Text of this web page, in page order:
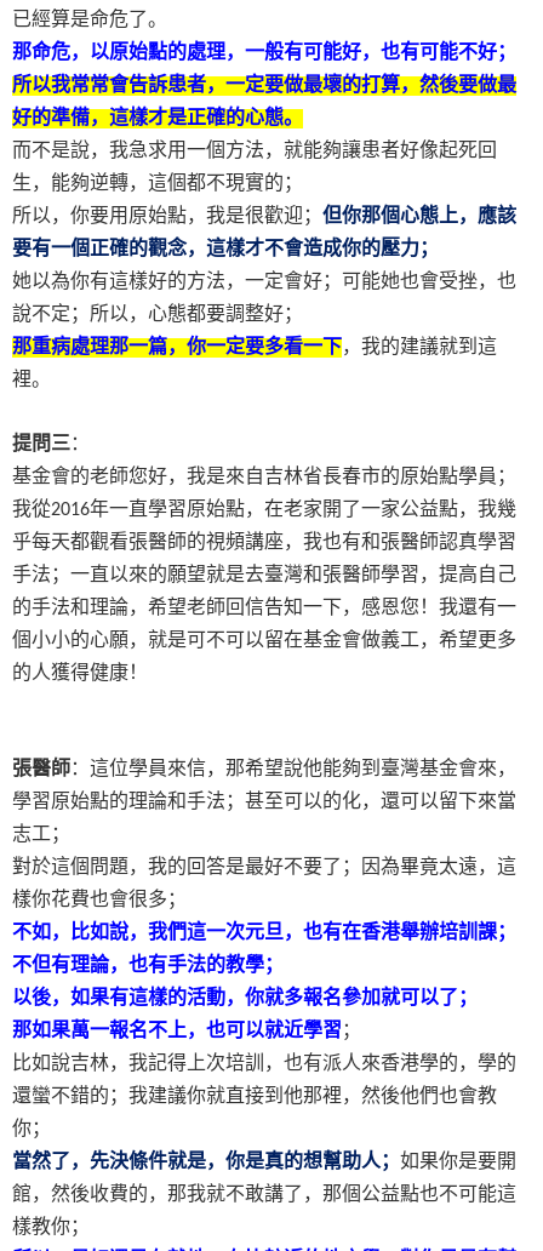
已經算是命危了。
那命危，以原始點的處理，一般有可能好，也有可能不好；
所以我常常會告訴患者，一定要做最壞的打算，然後要做最
好的準備，這樣才是正確的心態。
而不是說，我急求用一個方法，就能夠讓患者好像起死回
生，能夠逆轉，這個都不現實的；
所以，你要用原始點，我是很歡迎； 但你那個心態上，應該
要有一個正確的觀念，這樣才不會造成你的壓力；
她以為你有這樣好的方法，一定會好；可能她也會受挫，也
說不定；所以，心態都要調整好；
那重病處理那一篇，你一定要多看一下，我的建議就到這
裡。
提問三：
基金會的老師您好，我是來自吉林省長春市的原始點學員；
我從2016年一直學習原始點，在老家開了一家公益點，我幾
乎每天都觀看張醫師的視頻講座，我也有和張醫師認真學習
手法；一直以來的願望就是去臺灣和張醫師學習，提高自己
的手法和理論，希望老師回信告知一下，感恩您！我還有一
個小小的心願，就是可不可以留在基金會做義工，希望更多
的人獲得健康！
張醫師：這位學員來信，那希望說他能夠到臺灣基金會來，
學習原始點的理論和手法；甚至可以的化，還可以留下來當
志工；
對於這個問題，我的回答是最好不要了；因為畢竟太遠，這
樣你花費也會很多；
不如，比如說，我們這一次元旦，也有在香港舉辦培訓課；
不但有理論，也有手法的教學；
以後，如果有這樣的活動，你就多報名參加就可以了；
那如果萬一報名不上，也可以就近學習；
比如說吉林，我記得上次培訓，也有派人來香港學的，學的
還蠻不錯的；我建議你就直接到他那裡，然後他們也會教
你；
當然了，先決條件就是，你是真的想幫助人； 如果你是要開
館，然後收費的，那我就不敢講了，那個公益點也不可能這
樣教你；